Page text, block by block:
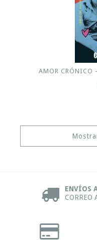
AMOR CRÓNICO
ENVÍOS
CORREO